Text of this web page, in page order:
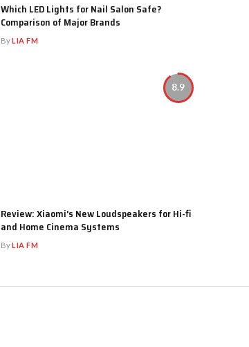
Which LED Lights for Nail Salon Safe?
Comparison of Major Brands
ByLIA FM
8.9
Review: Xiaomi’s New Loudspeakers for Hi-fi
and Home Cinema Systems
ByLIA FM